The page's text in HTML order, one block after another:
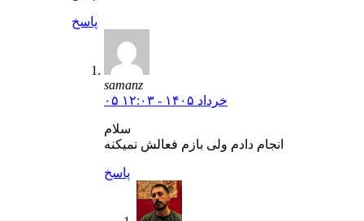
پاسخ
samanz
۰۵ خرداد ۱۴۰۵ - ۱۲:۰۳
سلام
انجام دادم ولی بازم فعالش نمیکنه
پاسخ